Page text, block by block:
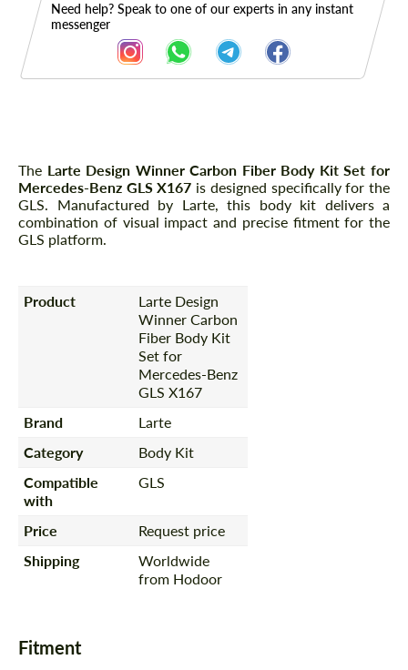
Need help? Speak to one of our experts in any instant
messenger
Описание
The Larte Design Winner Carbon Fiber Body Kit Set for
Mercedes-Benz GLS X167 is designed specifically for the
GLS. Manufactured by Larte, this body kit delivers a
combination of visual impact and precise fitment for the
GLS platform.
Product
Larte Design
Winner Carbon
Fiber Body Kit
Set for
Mercedes-Benz
GLS X167
Brand
Larte
Category
Body Kit
Compatible
with
GLS
Price
Request price
Shipping
Worldwide
from Hodoor
Fitment